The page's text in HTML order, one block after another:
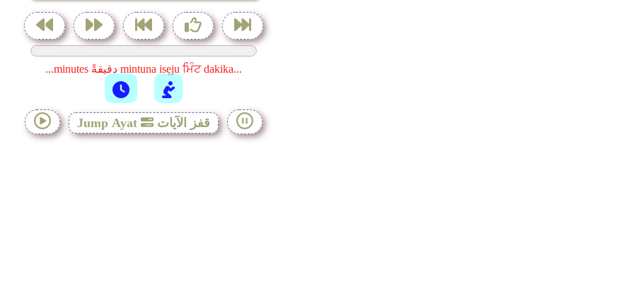
...minutes دقيقةً mintuna isẹju ਮਿੰਟ dakika...
Jump Ayat قفز الآيات